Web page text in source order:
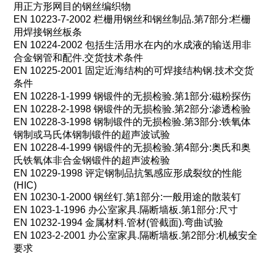
用正方形网目的钢丝编织物
EN 10223-7-2002栏栅用钢丝和钢丝制品.第7部分:栏栅
用焊接钢丝板条
EN 10224-2002包括生活用水在内的水成液的输送用非
合金钢管和配件.交货技术条件
EN 10225-2001 固定近海结构的可焊接结构钢.技术交货
条件
EN 10228-1-1999钢锻件的无损检验.第1部分:磁粉探伤
EN 10228-2-1998钢锻件的无损检验.第2部分:渗透检验
EN 10228-3-1998钢制锻件的无损检验.第3部分:铁氧体
钢制或马氏体钢制锻件的超声波试验
EN 10228-4-1999钢锻件的无损检验.第4部分:奥氏和奥
氏铁氧体非合金钢锻件的超声波检验
EN 10229-1998评定钢制品抗氢感应形成裂纹的性能
(HIC)
EN 10230-1-2000钢丝钉.第1部分:一般用途的散装钉
EN 1023-1-1996 办公室家具.隔断墙板.第1部分:尺寸
EN 10232-1994金属材料.管材(管截面).弯曲试验
EN 1023-2-2001 办公室家具.隔断墙板.第2部分:机械安全
要求